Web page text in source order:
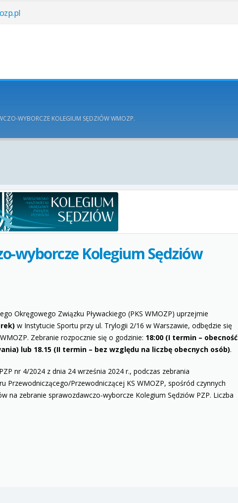
WYBORCZE KOLEGIUM SĘDZIÓW WMOZP.
wyborcze Kolegium Sędziów
Okręgowego Związku Pływackiego (PKS WMOZP) uprzejmie
w Instytucie Sportu przy ul. Trylogii 2/16 w Warszawie, odbędzie się
Zebranie rozpocznie się o godzinie: 18:00 (I termin – obecność
lub 18.15 (II termin – bez względu na liczbę obecnych osób).
nr 4/2024 z dnia 24 września 2024 r., podczas zebrania
Przewodniczącego/Przewodniczącej KS WMOZP, spośród czynnych
na zebranie sprawozdawczo-wyborcze Kolegium Sędziów PZP. Liczba